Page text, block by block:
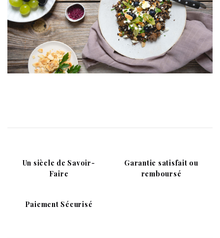
Un siècle de Savoir-
Faire
Garantie satisfait ou
remboursé
Paiement Sécurisé